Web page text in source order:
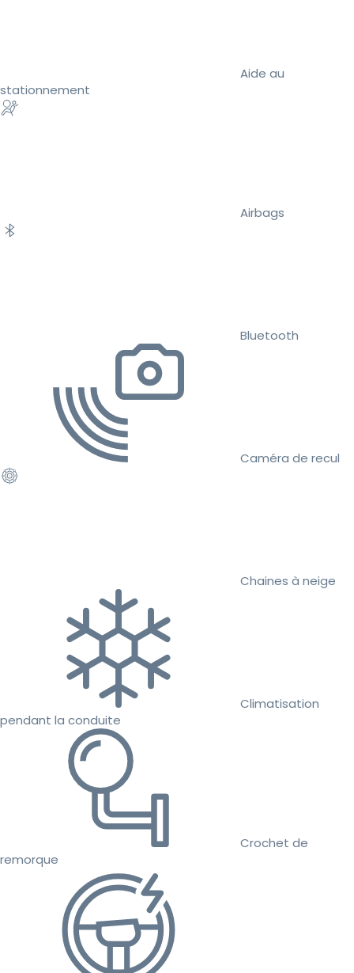
Aide au
stationnement
Airbags
Bluetooth
Caméra de recul
Chaines à neige
Climatisation
pendant la conduite
Crochet de
remorque